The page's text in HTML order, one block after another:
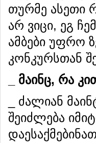
თურმე ასეთი
არ ვიცი, ეგ
ამბები უფრო
კონკურსთან
მაინც, რა
_ ძალიან
შეიძლება